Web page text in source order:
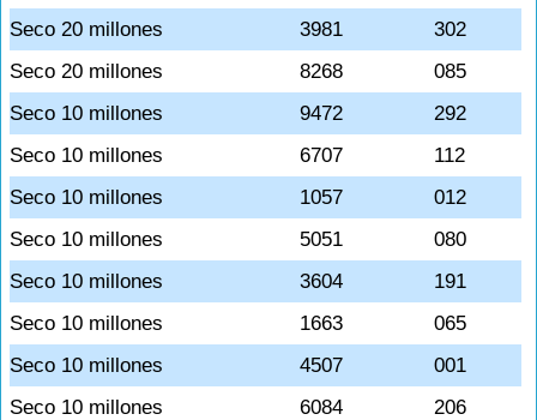
Seco 20 millones
3981
302
Seco 20 millones
8268
085
Seco 10 millones
9472
292
Seco 10 millones
6707
112
Seco 10 millones
1057
012
Seco 10 millones
5051
080
Seco 10 millones
3604
191
Seco 10 millones
1663
065
Seco 10 millones
4507
001
Seco 10 millones
6084
206